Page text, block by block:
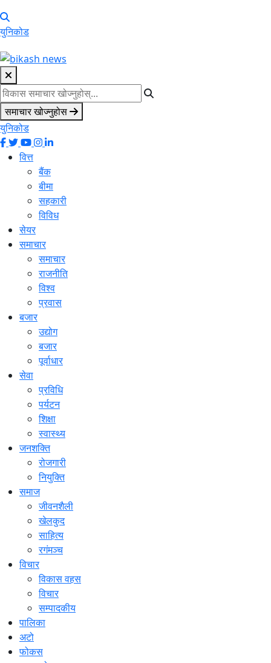
युनिकोड
समाचार खोज्नुहोस
युनिकोड
वित्त
बैंक
बीमा
सहकारी
विविध
सेयर
समाचार
समाचार
राजनीति
विश्व
प्रवास
बजार
उद्योग
बजार
पूर्वाधार
सेवा
प्रविधि
पर्यटन
शिक्षा
स्वास्थ्य
जनशक्ति
रोजगारी
नियुक्ति
समाज
जीवनशैली
खेलकुद
साहित्य
रगंमञ्च
विचार
विकास वहस
विचार
सम्पादकीय
पालिका
अटो
फोकस